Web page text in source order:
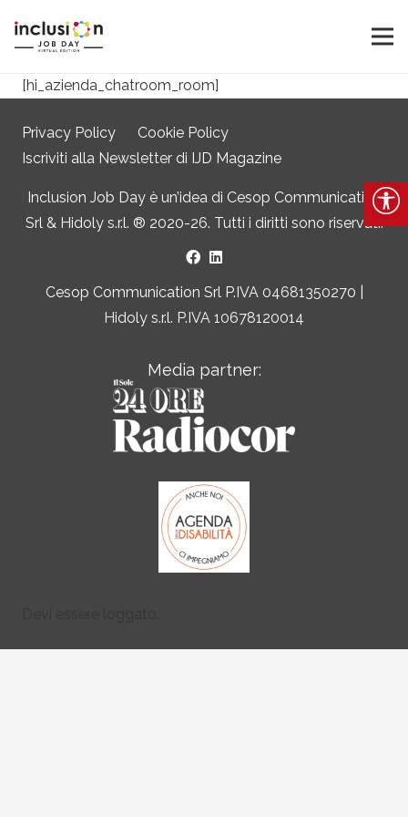
[hi_azienda_chatroom_room]
Privacy Policy
Cookie Policy
Iscriviti alla Newsletter di IJD Magazine
Inclusion Job Day è un’idea di Cesop Communication
Srl& Hidoly s.r.l. ® 2020-26. Tutti i diritti sono riservati.
Cesop Communication Srl P.IVA 04681350270 |
Hidoly s.r.l. P.IVA 10678120014
Media partner: